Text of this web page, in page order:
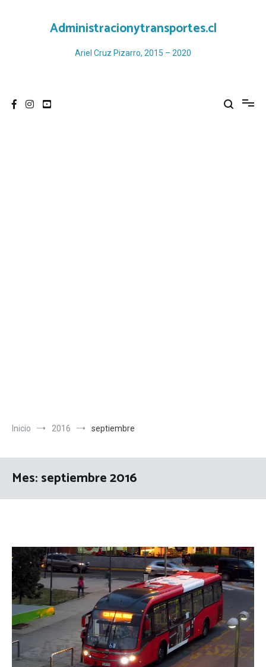
Administracionytransportes.cl
Ariel Cruz Pizarro, 2015 – 2020
Inicio 2016 septiembre
Mes:septiembre 2016